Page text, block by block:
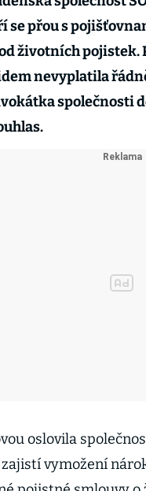
přou s
životních pojistek.
nevyplatila
společnosti
oslovila
vymožení